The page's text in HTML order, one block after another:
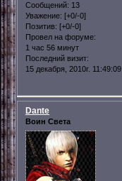
Сообщений: 13
Уважение: [+0/-0]
Позитив: [+0/-0]
Провел на форуме:
1 час 56 минут
Последний визит:
15 декабря, 2010г. 11:49:09
Dante
Воин Света